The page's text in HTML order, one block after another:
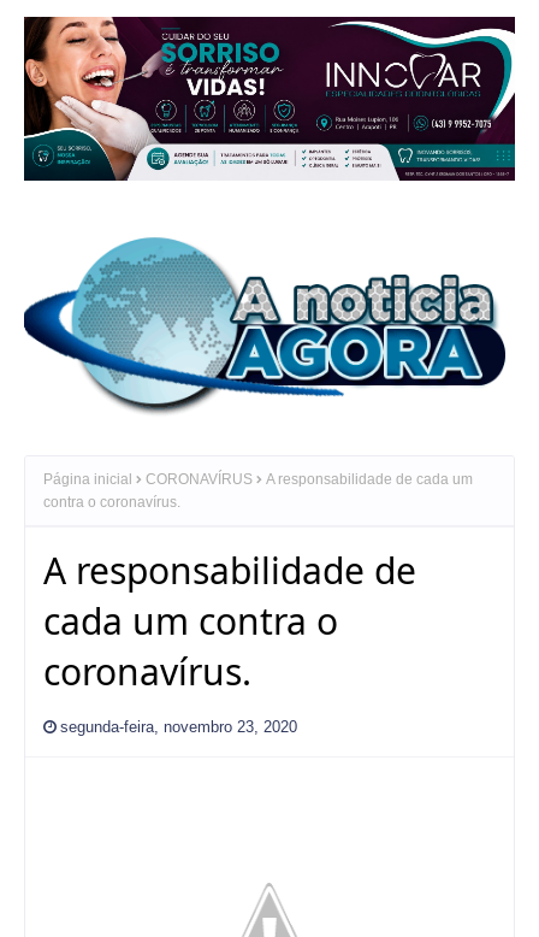
Página inicial CORONAVÍRUS
A responsabilidade de cada um
contra o coronavírus.
A responsabilidade de
cada um contra o
coronavírus.
segunda-feira, novembro 23, 2020